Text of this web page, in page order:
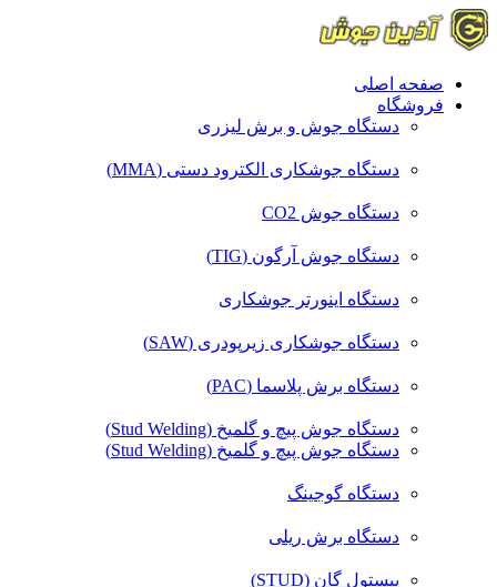
صفحه اصلی
فروشگاه
دستگاه جوش و برش لیزری
دستگاه جوشکاری الکترود دستی (MMA)
دستگاه جوش CO2
دستگاه جوش آرگون (TIG)
دستگاه اینورتر جوشکاری
دستگاه جوشکاری زیرپودری (SAW)
دستگاه برش پلاسما (PAC)
دستگاه جوش پیچ و گلمیخ (Stud Welding)
دستگاه جوش پیچ و گلمیخ (Stud Welding)
دستگاه گوجینگ
دستگاه برش ریلی
پیستول گان (STUD)